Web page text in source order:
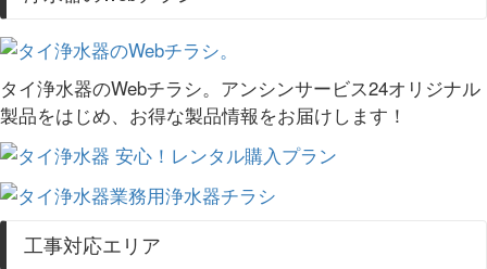
タイ浄水器のWebチラシ。アンシンサービス24オリジナル
製品をはじめ、お得な製品情報をお届けします！
工事対応エリア